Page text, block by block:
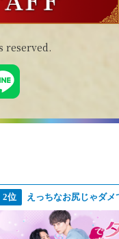
reserved.
2位 えっちなお尻じゃダメ